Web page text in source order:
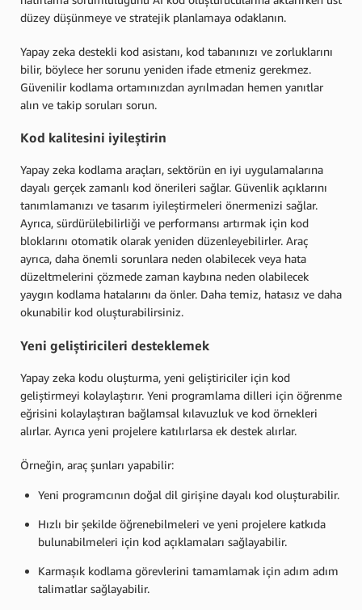
düzey düşünmeye ve stratejik planlamaya odaklanın.
Yapay zeka destekli kod asistanı, kod tabanınızı ve zorluklarını
bilir, böylece her sorunu yeniden ifade etmeniz gerekmez.
Güvenilir kodlama ortamınızdan ayrılmadan hemen yanıtlar
alın ve takip soruları sorun.
Kod kalitesini iyileştirin
Yapay zeka kodlama araçları, sektörün en iyi uygulamalarına
dayalı gerçek zamanlı kod önerileri sağlar. Güvenlik açıklarını
tanımlamanızı ve tasarım iyileştirmeleri önermenizi sağlar.
Ayrıca, sürdürülebilirliği ve performansı artırmak için kod
bloklarını otomatik olarak yeniden düzenleyebilirler. Araç
ayrıca, daha önemli sorunlara neden olabilecek veya hata
düzeltmelerini çözmede zaman kaybına neden olabilecek
yaygın kodlama hatalarını da önler. Daha temiz, hatasız ve daha
okunabilir kod oluşturabilirsiniz.
Yeni geliştiricileri desteklemek
Yapay zeka kodu oluşturma, yeni geliştiriciler için kod
geliştirmeyi kolaylaştırır. Yeni programlama dilleri için öğrenme
eğrisini kolaylaştıran bağlamsal kılavuzluk ve kod örnekleri
alırlar. Ayrıca yeni projelere katılırlarsa ek destek alırlar.
Örneğin, araç şunları yapabilir:
Yeni programcının doğal dil girişine dayalı kod oluşturabilir.
Hızlı bir şekilde öğrenebilmeleri ve yeni projelere katkıda
bulunabilmeleri için kod açıklamaları sağlayabilir.
Karmaşık kodlama görevlerini tamamlamak için adım adım
talimatlar sağlayabilir.